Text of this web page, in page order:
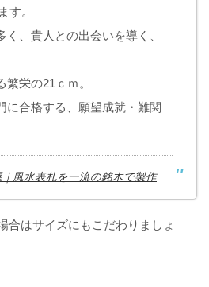
す。
、貴人との出会いを導く、
栄の21ｃｍ。
合格する、願望成就・難関
風水表札を一流の銘木で製作
合はサイズにもこだわりましょ